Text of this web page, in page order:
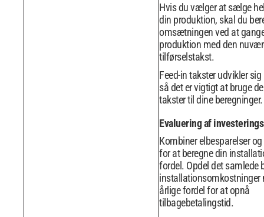
Hvis du vælger at sælge
din produktion, skal du
omsætningen ved at
produktion med den
tilførselstakst.
Feed-in takster udvikler
så det er vigtigt at bruge
takster til dine beregninger.
Evaluering af
Kombiner elbesparelser
for at beregne din
fordel. Opdel det samlede
installationsomkostninger
årlige fordel for at opnå
tilbagebetalingstid.